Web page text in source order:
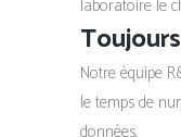
laboratoire le
Notre équipe
le temps de